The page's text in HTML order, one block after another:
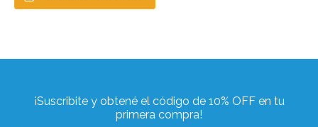
¡Suscribite y obtené el código de 10% OFF en tu
primera compra!